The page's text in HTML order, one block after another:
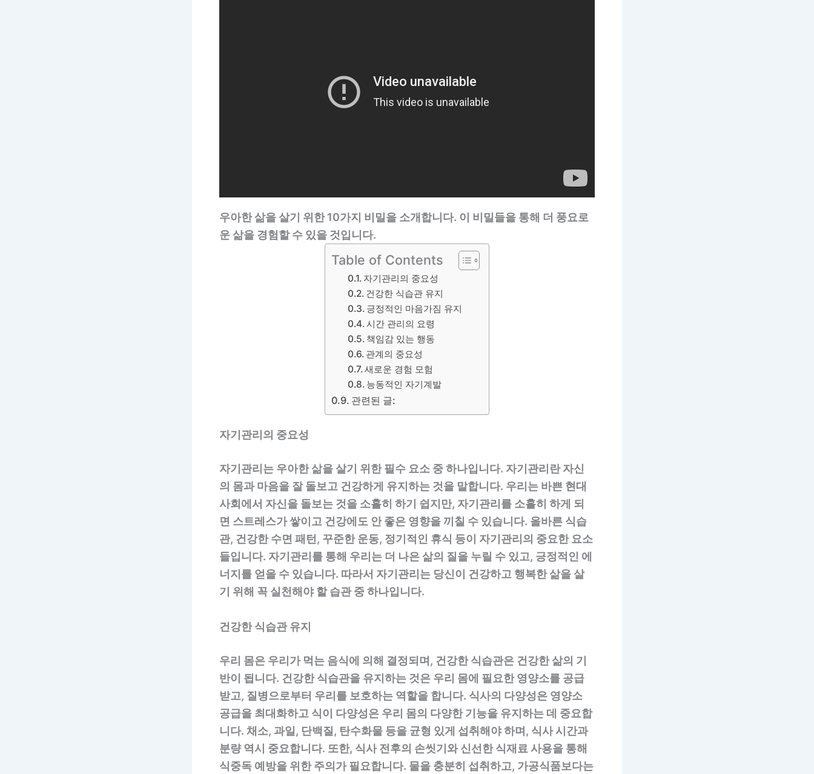
우아한 삶을 살기 위한 10가지 비밀을 소개합니다. 이 비밀들을 통해 더 풍요로
운 삶을 경험할 수 있을 것입니다.
Table of Contents
자기관리의 중요성
건강한 식습관 유지
긍정적인 마음가짐 유지
시간 관리의 요령
책임감 있는 행동
관계의 중요성
새로운 경험 모험
능동적인 자기계발
관련된 글:
자기관리의 중요성
자기관리는 우아한 삶을 살기 위한 필수 요소 중 하나입니다. 자기관리란 자신
의 몸과 마음을 잘 돌보고 건강하게 유지하는 것을 말합니다. 우리는 바쁜 현대
사회에서 자신을 돌보는 것을 소홀히 하기 쉽지만, 자기관리를 소홀히 하게 되
면 스트레스가 쌓이고 건강에도 안 좋은 영향을 끼칠 수 있습니다. 올바른 식습
관, 건강한 수면 패턴, 꾸준한 운동, 정기적인 휴식 등이 자기관리의 중요한 요소
들입니다. 자기관리를 통해 우리는 더 나은 삶의 질을 누릴 수 있고, 긍정적인 에
너지를 얻을 수 있습니다. 따라서 자기관리는 당신이 건강하고 행복한 삶을 살
기 위해 꼭 실천해야 할 습관 중 하나입니다.
건강한 식습관 유지
우리 몸은 우리가 먹는 음식에 의해 결정되며, 건강한 식습관은 건강한 삶의 기
반이 됩니다. 건강한 식습관을 유지하는 것은 우리 몸에 필요한 영양소를 공급
받고, 질병으로부터 우리를 보호하는 역할을 합니다. 식사의 다양성은 영양소
공급을 최대화하고 식이 다양성은 우리 몸의 다양한 기능을 유지하는 데 중요합
니다. 채소, 과일, 단백질, 탄수화물 등을 균형 있게 섭취해야 하며, 식사 시간과
분량 역시 중요합니다. 또한, 식사 전후의 손씻기와 신선한 식재료 사용을 통해
식중독 예방을 위한 주의가 필요합니다. 물을 충분히 섭취하고, 가공식품보다는